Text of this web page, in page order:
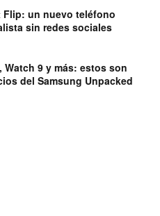
un nuevo teléfono
sin redes sociales
Watch 9 y más: estos son
del Samsung Unpacked